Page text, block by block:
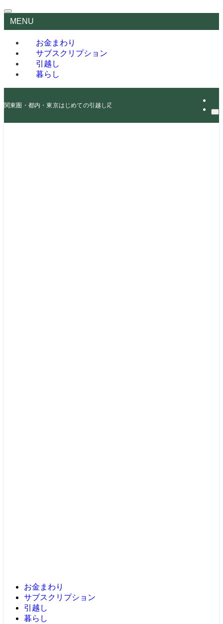
MENU
お金まわり
サブスクリプション
引越し
暮らし
関東圏・都内・東京はじめての引越し応援
お金まわり
サブスクリプション
引越し
暮らし